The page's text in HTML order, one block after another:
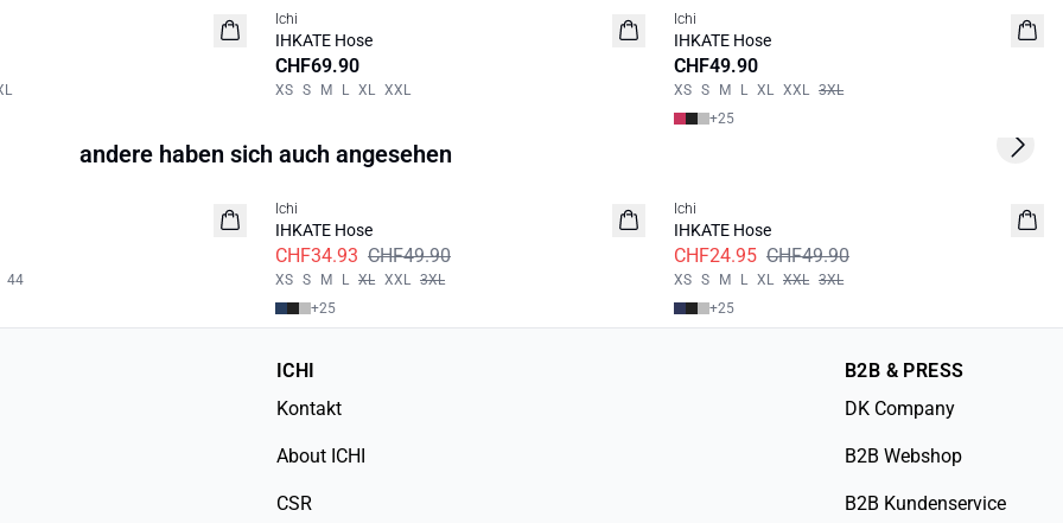
NEUHEIT
Ichi
IHKATE Hose
CHF69.90
XS S M L XL XXL
Ichi
IHKATE Hose
CHF49.90
XS S M L XL XXL 3XL
+25
andere haben sich auch angesehen
44
SALE | 30%
Ichi
IHKATE Hose
CHF34.93 CHF49.90
XS S M L XL XXL 3XL
+25
Ichi
IHKATE Hose
CHF24.95 CHF49.90
XS S M L XL XXL 3XL
+25
Next
ICHI
Kontakt
About ICHI
CSR
B2B & PRESS
DK Company
B2B Webshop
B2B Kundenservice